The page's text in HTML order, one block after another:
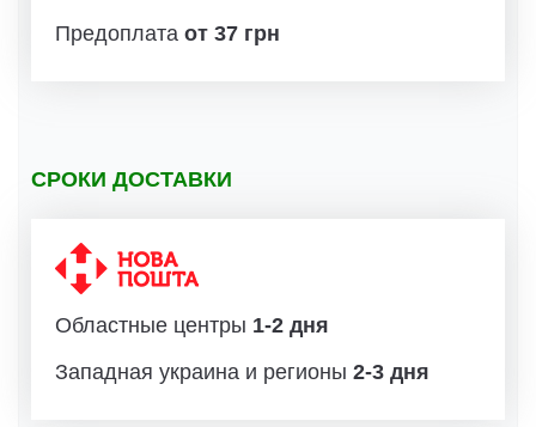
Предоплата от 37 грн
СРОКИ ДОСТАВКИ
Областные центры 1-2 дня
Западная украина и регионы 2-3 дня